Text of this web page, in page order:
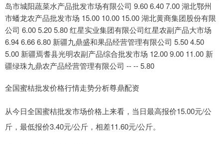
岛市城阳蔬菜水产品批发市场有限公司 9.60 6.40 7.00 湖北鄂州
市蟠龙农产品批发市场 15.00 10.00 15.00 湖北黄商集团股份有限
公司 6.00 5.20 5.80 红星实业集团有限公司红星农副产品大市场
6.94 6.66 6.80 新疆九鼎盛和果品经营管理有限公司 5.50 4.50
5.00 新疆焉耆县光明农副产品综合批发市场 12.00 9.00 11.00 新
疆绿珠九鼎农产品经营管理有限公司 -- -- 5.80
全国蜜桔批发价格行情走势分析尊鼎配资
从今日全国蜜桔批发市场价格上来看，当日最高报价15.00元/公
斤，最低报价3.40元/公斤，相差11.60元/公斤。